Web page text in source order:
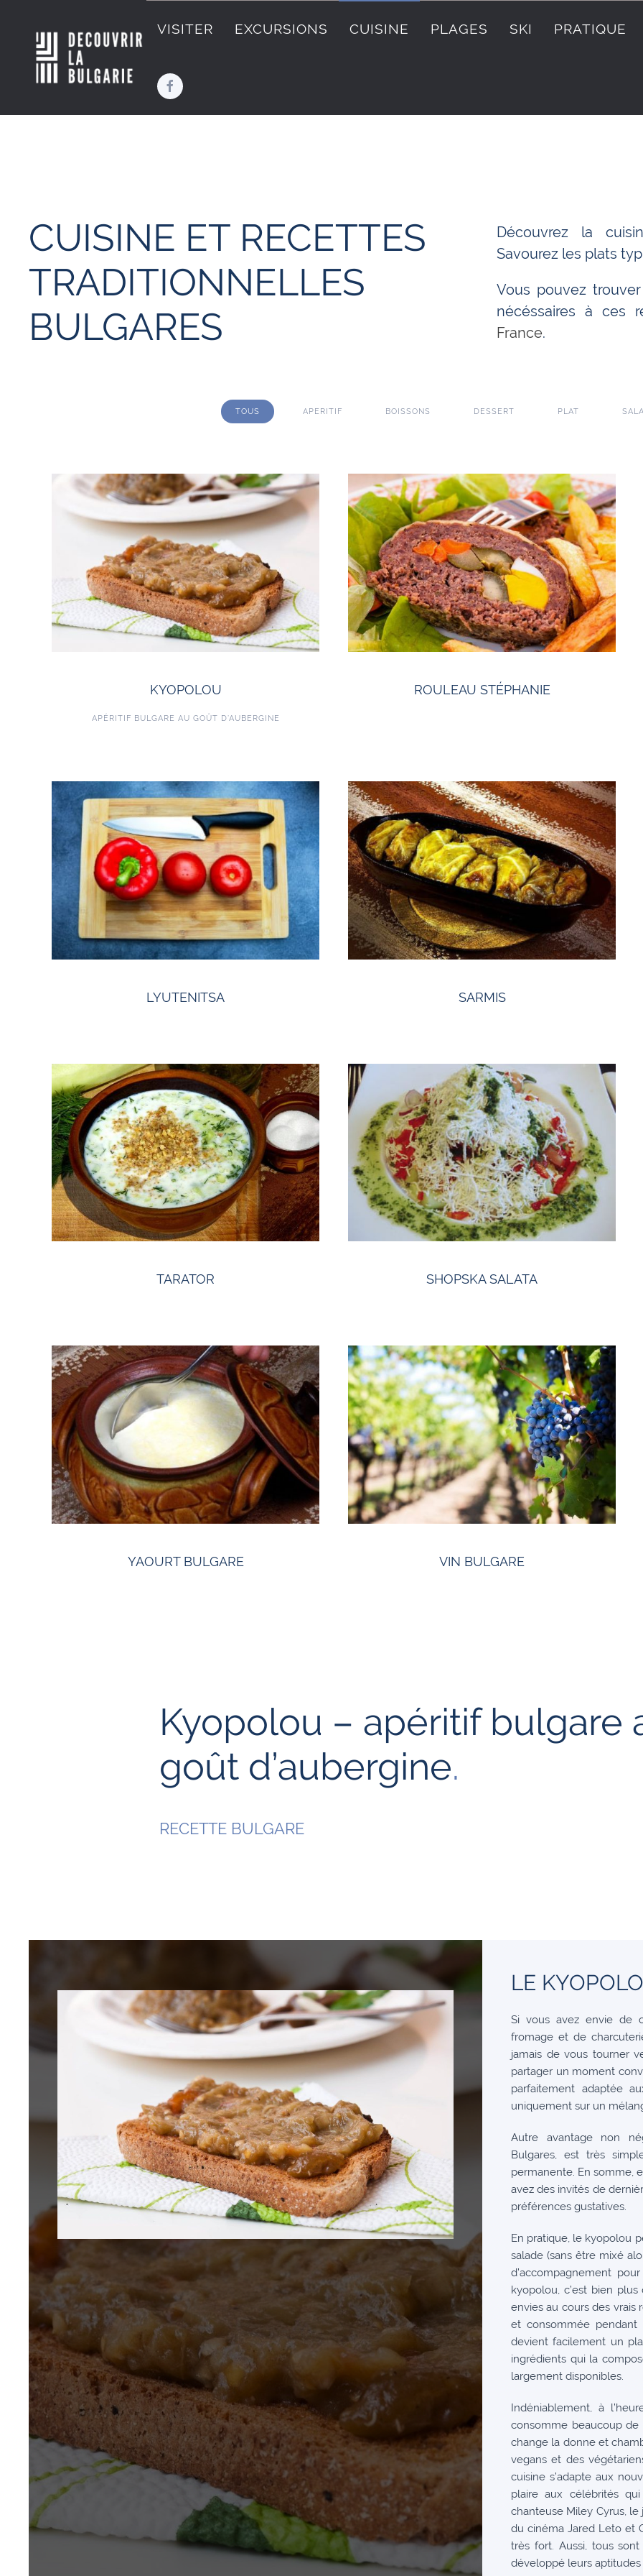
VISITER EXCURSIONS CUISINE PLAGES SKI PRATIQUE
CUISINE ET RECETTES
TRADITIONNELLES
BULGARES
Découvrez la
Savourez les plats
Vous pouvez
nécéssaires à ces
France.
TOUS APERITIF BOISSONS DESSERT PLAT
KYOPOLOU
APÉRITIF BULGARE AU GOÛT D’AUBERGINE
ROULEAU STÉPHANIE
LYUTENITSA SARMIS
TARATOR SHOPSKA SALATA
YAOURT BULGARE VIN BULGARE
Kyopolou – apéritif bulgare
goût d’aubergine.
RECETTE BULGARE
LE
Si vous avez envie de
fromage et de
jamais de vous tourner
partager un moment
parfaitement adaptée
uniquement sur un
Autre avantage non
Bulgares, est très
permanente. En somme,
avez des invités de
préférences gustatives.
En pratique, le kyopolou
salade (sans être mixé
d’accompagnement
kyopolou, c’est bien
envies au cours des vrais
et consommée
devient facilement un
ingrédients qui la
largement disponibles.
Indéniablement, à
consomme beaucoup de
change la donne et
vegans et des
cuisine s’adapte aux
plaire aux célébrités
chanteuse Miley Cyrus,
du cinéma Jared Leto et
très fort. Aussi, tous
développé leurs